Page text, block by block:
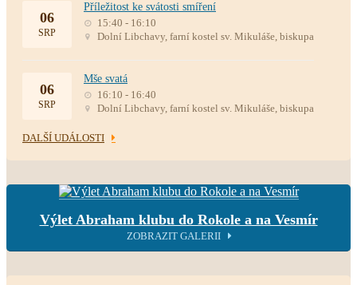
06
SRP
Příležitost ke svátosti smíření
15:40 - 16:10
Dolní Libchavy, farní kostel sv. Mikuláše, biskupa
06
SRP
Mše svatá
16:10 - 16:40
Dolní Libchavy, farní kostel sv. Mikuláše, biskupa
DALŠÍ UDÁLOSTI
Výlet Abraham klubu do Rokole a na Vesmír
ZOBRAZIT GALERII